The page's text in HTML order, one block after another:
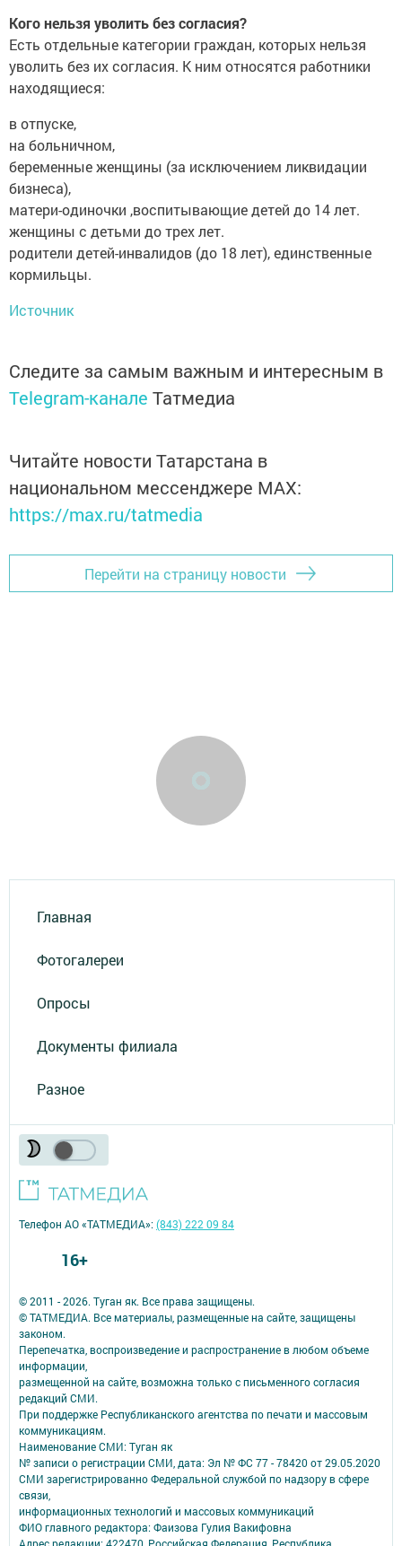
Кого нельзя уволить без согласия?
Есть отдельные категории граждан, которых нельзя
уволить без их согласия. К ним относятся работники
находящиеся:
в отпуске,
на больничном,
беременные женщины (за исключением ликвидации
бизнеса),
матери-одиночки ,воспитывающие детей до 14 лет.
женщины с детьми до трех лет.
родители детей-инвалидов (до 18 лет), единственные
кормильцы.
Источник
Следите за самым важным и интересным в
Telegram-канале Татмедиа
Читайте новости Татарстана в
национальном мессенджере MАХ:
https://max.ru/tatmedia
Перейти на страницу новости
Главная
Фотогалереи
Опросы
Документы филиала
Разное
© 2011 - 2026. Туган як. Все права защищены.
© ТАТМЕДИА. Все материалы, размещенные на сайте, защищены
законом.
Перепечатка, воспроизведение и распространение в любом объеме
информации,
размещенной на сайте, возможна только с письменного согласия
редакций СМИ.
При поддержке Республиканского агентства по печати и массовым
коммуникациям.
Наименование СМИ: Туган як
№ записи о регистрации СМИ, дата: Эл № ФС 77 - 78420 от 29.05.2020
СМИ зарегистрированно Федеральной службой по надзору в сфере
связи,
информационных технологий и массовых коммуникаций
ФИО главного редактора: Фаизова Гулия Вакифовна
Адрес редакции: 422470, Российская Федерация, Республика
Телефон АО «ТАТМЕДИА»:(843) 222 09 84
16+